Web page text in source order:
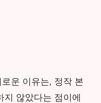
운 이유는, 정작 본
지 않았다는 점이에